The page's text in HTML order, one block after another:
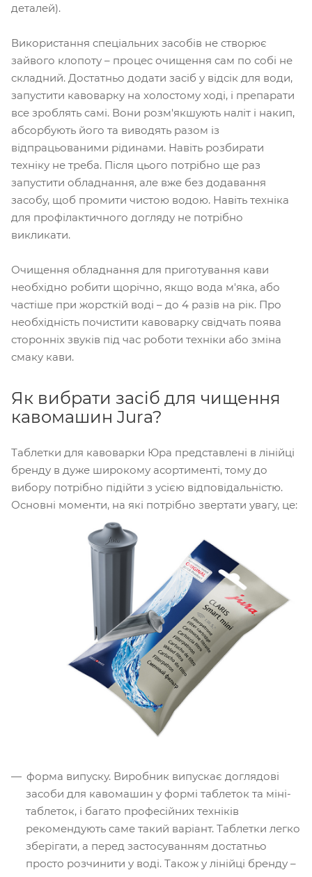
деталей).
Використання спеціальних засобів не створює
зайвого клопоту – процес очищення сам по собі не
складний. Достатньо додати засіб у відсік для води,
запустити кавоварку на холостому ході, і препарати
все зроблять самі. Вони розм'якшують наліт і накип,
абсорбують його та виводять разом із
відпрацьованими рідинами. Навіть розбирати
техніку не треба. Після цього потрібно ще раз
запустити обладнання, але вже без додавання
засобу, щоб промити чистою водою. Навіть техніка
для профілактичного догляду не потрібно
викликати.
Очищення обладнання для приготування кави
необхідно робити щорічно, якщо вода м'яка, або
частіше при жорсткій воді – до 4 разів на рік. Про
необхідність почистити кавоварку свідчать поява
сторонніх звуків під час роботи техніки або зміна
смаку кави.
Як вибрати засіб для чищення
кавомашин Jura?
Таблетки для кавоварки Юра представлені в лінійці
бренду в дуже широкому асортименті, тому до
вибору потрібно підійти з усією відповідальністю.
Основні моменти, на які потрібно звертати увагу, це:
форма випуску. Виробник випускає доглядові
засоби для кавомашин у формі таблеток та міні-
таблеток, і багато професійних техніків
рекомендують саме такий варіант. Таблетки легко
зберігати, а перед застосуванням достатньо
просто розчинити у воді. Також у лінійці бренду –